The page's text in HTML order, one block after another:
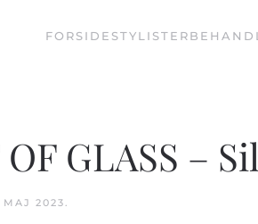
FORSIDE STYLISTER
GLASS –
2023.